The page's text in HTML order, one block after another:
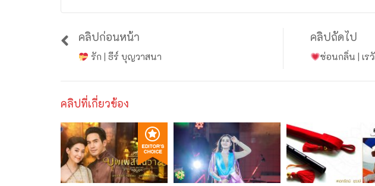
คลิปก่อนหน้า
รัก | ธีร์ บุญวาสนา
คลิปถัดไป
ซ่อนกลิ่น | เร
คลิปที่เกี่ยวข้อง